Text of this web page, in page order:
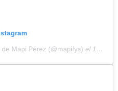
Mapi Pérez (@mapifys) el 17 Oct, 2018 a las 12:51 PDT